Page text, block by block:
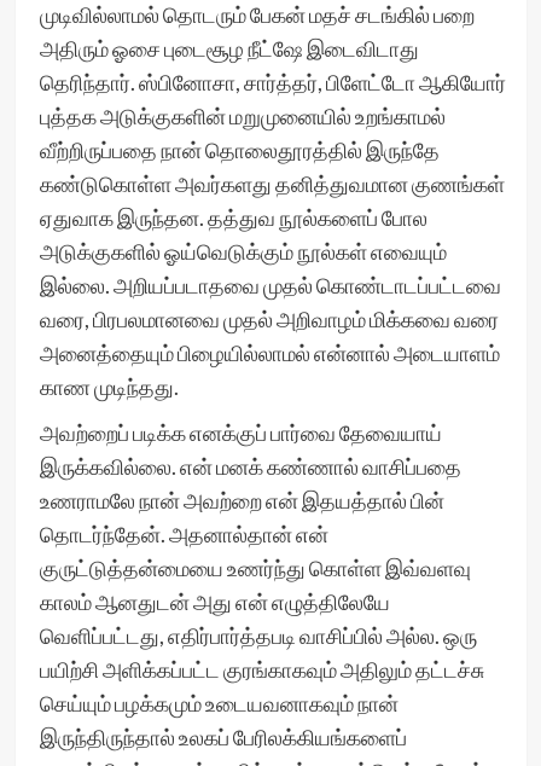
முடிவில்லாமல் தொடரும் பேகன் மதச் சடங்கில் பறை
அதிரும் ஓசை புடைசூழ நீட்ஷே இடைவிடாது
தெரிந்தார். ஸ்பினோசா, சார்த்தர், பிளேட்டோ ஆகியோர்
புத்தக அடுக்குகளின் மறுமுனையில் உறங்காமல்
வீற்றிருப்பதை நான் தொலைதூரத்தில் இருந்தே
கண்டுகொள்ள அவர்களது தனித்துவமான குணங்கள்
ஏதுவாக இருந்தன. தத்துவ நூல்களைப் போல
அடுக்குகளில் ஓய்வெடுக்கும் நூல்கள் எவையும்
இல்லை. அறியப்படாதவை முதல் கொண்டாடப்பட்டவை
வரை, பிரபலமானவை முதல் அறிவாழம் மிக்கவை வரை
அனைத்தையும் பிழையில்லாமல் என்னால் அடையாளம்
காண முடிந்தது.
அவற்றைப் படிக்க எனக்குப் பார்வை தேவையாய்
இருக்கவில்லை. என் மனக் கண்ணால் வாசிப்பதை
உணராமலே நான் அவற்றை என் இதயத்தால் பின்
தொடர்ந்தேன். அதனால்தான் என்
குருட்டுத்தன்மையை உணர்ந்து கொள்ள இவ்வளவு
காலம் ஆனதுடன் அது என் எழுத்திலேயே
வெளிப்பட்டது, எதிர்பார்த்தபடி வாசிப்பில் அல்ல. ஒரு
பயிற்சி அளிக்கப்பட்ட குரங்காகவும் அதிலும் தட்டச்சு
செய்யும் பழக்கமும் உடையவனாகவும் நான்
இருந்திருந்தால் உலகப் பேரிலக்கியங்களைப்